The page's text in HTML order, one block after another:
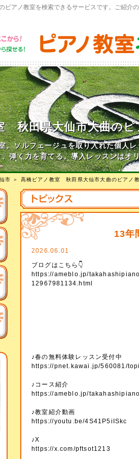
ピアノ教室を検索できるサービスです。ご紹介
秋田県大仙市大曲のピ
。ソルフェージュを取り入れた個人
弾く力を育てる。導入レッスンはオ
市 ＞ 高橋ピアノ教室 秋田県大仙市大曲のピアノ
13年
2026.06.01
ブログはこちら👇
https://ameblo.jp/
12967981134.html
♪春の無料体験レッスン受付中
https://pnet.kawai.jp/560081/
♪コース紹介
https://ameblo.jp/
♪教室紹介動画
https://youtu.be/4S41P5iISkc
♪X
https://x.com/pftsot1213